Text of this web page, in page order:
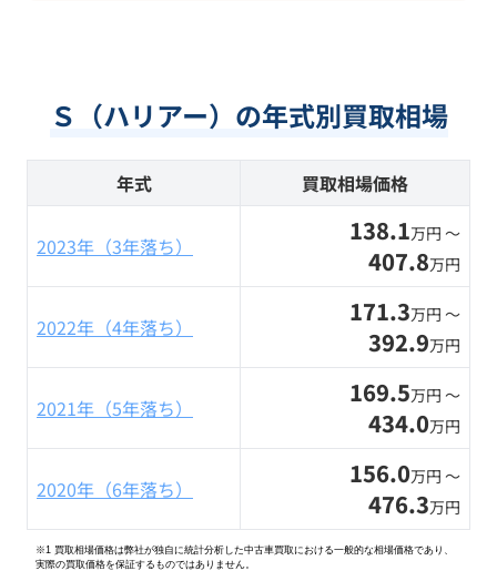
Ｓ（ハリアー）の年式別買取相場
年式 買取相場価格
2023年（3年落ち） 138.1万円 〜
407.8万円
2022年（4年落ち） 171.3万円 〜
392.9万円
2021年（5年落ち） 169.5万円 〜
434.0万円
2020年（6年落ち） 156.0万円 〜
476.3万円
※1 買取相場価格は弊社が独自に統計分析した中古車買取における一般的な相場価格であり、
実際の買取価格を保証するものではありません。